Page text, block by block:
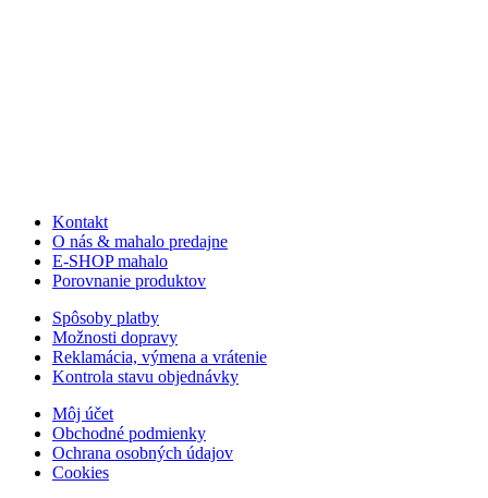
Kontakt
O nás & mahalo predajne
E-SHOP mahalo
Porovnanie produktov
Spôsoby platby
Možnosti dopravy
Reklamácia, výmena a vrátenie
Kontrola stavu objednávky
Môj účet
Obchodné podmienky
Ochrana osobných údajov
Cookies